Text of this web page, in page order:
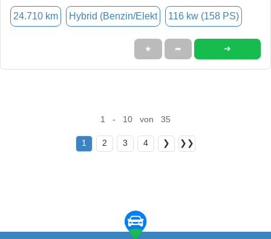
24.710 km Hybrid (Benzin/Elekt 116 kw (158 PS)
★ ➦ ➜
1 - 10 von 35
1 2 3 4 ❯ ❯❯